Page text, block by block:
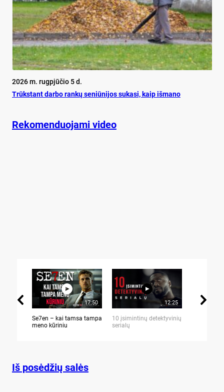
2026 m. rugpjūčio 5 d.
Trūks­tant dar­bo ran­kų se­niū­ni­jos su­ka­si, kaip iš­ma­no
Rekomenduojami video
17:50
Se7en – kai tamsa tampa
meno kūriniu
12:25
10 įsimintinų detektyvinių
serialų
Iš posėdžių salės